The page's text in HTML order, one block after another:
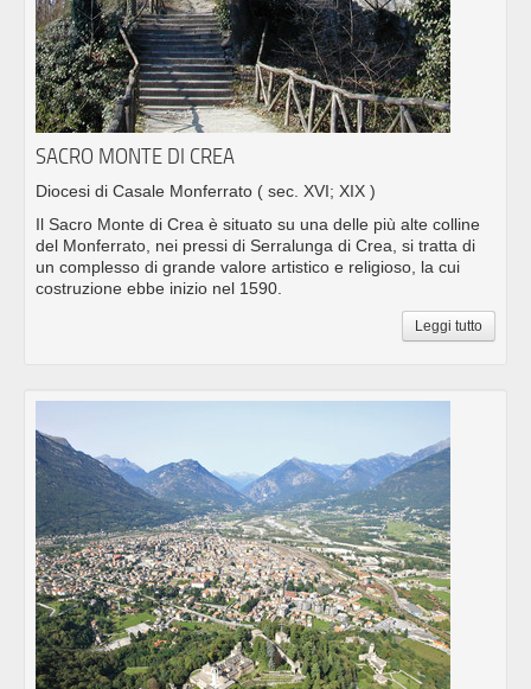
SACRO MONTE DI CREA
Diocesi di Casale Monferrato ( sec. XVI; XIX )
Il Sacro Monte di Crea è situato su una delle più alte colline
del Monferrato, nei pressi di Serralunga di Crea, si tratta di
un complesso di grande valore artistico e religioso, la cui
costruzione ebbe inizio nel 1590.
Leggi tutto